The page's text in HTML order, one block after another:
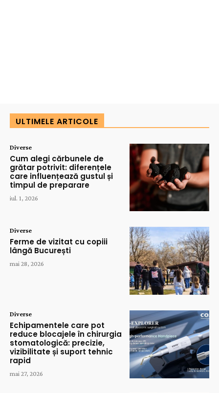
ULTIMELE ARTICOLE
Diverse
Cum alegi cărbunele de
grătar potrivit: diferențele
care influențează gustul și
timpul de preparare
iul. 1, 2026
Diverse
Ferme de vizitat cu copiii
lângă București
mai 28, 2026
Diverse
Echipamentele care pot
reduce blocajele în chirurgia
stomatologică: precizie,
vizibilitate și suport tehnic
rapid
mai 27, 2026